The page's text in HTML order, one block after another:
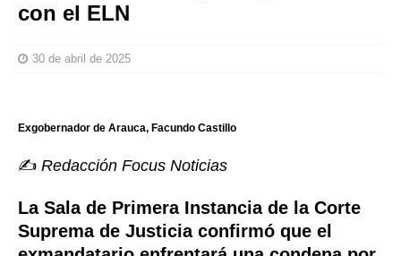
con el ELN
30 de abril de 2025
Exgobernador de Arauca, Facundo Castillo
✍️ Redacción Focus Noticias
La Sala de Primera Instancia de la Corte
Suprema de Justicia confirmó que el